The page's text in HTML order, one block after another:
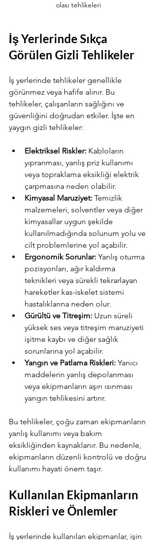
olası tehlikeleri
İş Yerlerinde Sıkça
Görülen Gizli Tehlikeler
İş yerlerinde tehlikeler genellikle
görünmez veya hafife alınır. Bu
tehlikeler, çalışanların sağlığını ve
güvenliğini doğrudan etkiler. İşte en
yaygın gizli tehlikeler:
Elektriksel Riskler: Kabloların
yıpranması, yanlış priz kullanımı
veya topraklama eksikliği elektrik
çarpmasına neden olabilir.
Kimyasal Maruziyet: Temizlik
malzemeleri, solventler veya diğer
kimyasallar uygun şekilde
kullanılmadığında solunum yolu ve
cilt problemlerine yol açabilir.
Ergonomik Sorunlar: Yanlış oturma
pozisyonları, ağır kaldırma
teknikleri veya sürekli tekrarlayan
hareketler kas-iskelet sistemi
hastalıklarına neden olur.
Gürültü ve Titreşim: Uzun süreli
yüksek ses veya titreşim maruziyeti
işitme kaybı ve diğer sağlık
sorunlarına yol açabilir.
Yangın ve Patlama Riskleri: Yanıcı
maddelerin yanlış depolanması
veya ekipmanların aşırı ısınması
yangın tehlikesini artırır.
Bu tehlikeler, çoğu zaman ekipmanların
yanlış kullanımı veya bakım
eksikliğinden kaynaklanır. Bu nedenle,
ekipmanların düzenli kontrolü ve doğru
kullanımı hayati önem taşır.
Kullanılan Ekipmanların
Riskleri ve Önlemler
İş yerlerinde kullanılan ekipmanlar, işin
Powered by